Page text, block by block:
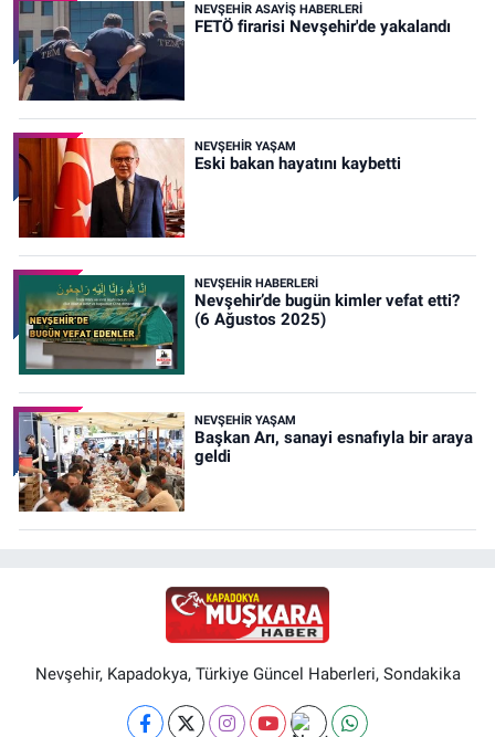
NEVŞEHIR ASAYIŞ HABERLERI
FETÖ firarisi Nevşehir'de yakalandı
NEVŞEHIR YAŞAM
Eski bakan hayatını kaybetti
NEVŞEHIR HABERLERI
Nevşehir’de bugün kimler vefat etti?
(6 Ağustos 2025)
NEVŞEHIR YAŞAM
Başkan Arı, sanayi esnafıyla bir araya
geldi
Nevşehir, Kapadokya, Türkiye Güncel Haberleri, Sondakika